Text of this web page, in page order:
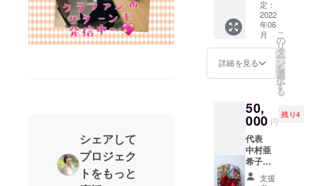
シェアして
プロジェク
トをもっと
商店に
来た
ら、
「応援
したよ
～」っ
い！！
スタッ
フが心
からの
感謝を
お伝え
させて
合わせ
は、季
節によ
り店内
の商品
が違う
違うこ
とがあ
ること
をご了
承くだ
さい。
心を込
＋ひな
たぼっ
こ商店
の店主
セレク
トの駄
菓子詰
め合わ
猫セッ
ト）＋
ひなた
ぼっこ
からの
感謝の
お手紙
定：
2022
年06
月
詳細を見る
こ
の
リ
タ
ー
ン
を
選
択
す
る
50,
000 円
残り4
代表
中村亜
希子の
ビジネ
支援